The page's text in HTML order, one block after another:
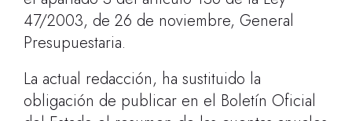
47/2003, de 26 de noviembre, General
Presupuestaria.
La actual redacción, ha sustituido la
obligación de publicar en el Boletín Oficial